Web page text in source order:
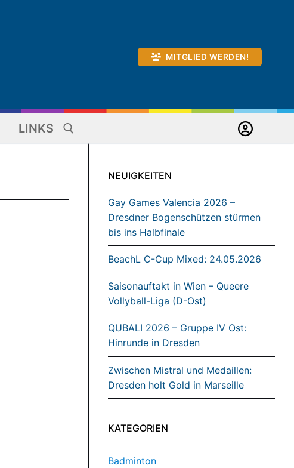
MITGLIED WERDEN!
LINKS
NEUIGKEITEN
Gay Games Valencia 2026 –
Dresdner Bogenschützen stürmen
bis ins Halbfinale
BeachL C-Cup Mixed: 24.05.2026
Saisonauftakt in Wien – Queere
Vollyball-Liga (D-Ost)
QUBALI 2026 – Gruppe IV Ost:
Hinrunde in Dresden
Zwischen Mistral und Medaillen:
Dresden holt Gold in Marseille
KATEGORIEN
Badminton